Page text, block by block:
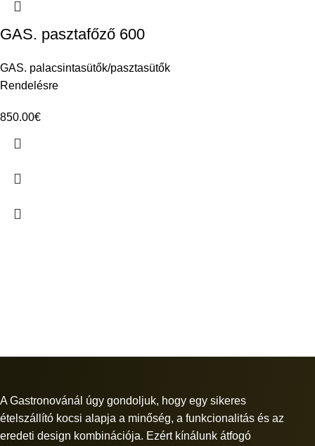
GAS. pasztafőző 600
GAS. palacsintasütők/pasztasütők
Rendelésre
850.00€
A Gastronovánál úgy gondoljuk, hogy egy sikeres
ételszállító kocsi alapja a minőség, a funkcionalitás és az
eredeti design kombinációja. Ezért kínálunk átfogó